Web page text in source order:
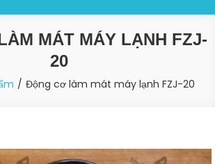
MÁT MÁY LẠNH FZJ-
20
Động cơ làm mát máy lạnh FZJ-20